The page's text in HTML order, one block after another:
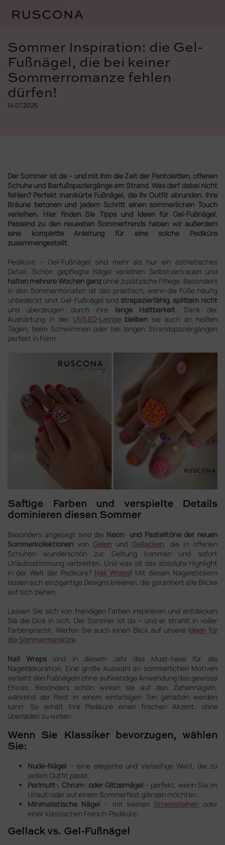
springen
Sommer Inspiration: die Gel-
Fußnägel, die bei keiner
Sommerromanze fehlen
dürfen!
14.07.2025
Der Sommer ist da – und mit ihm die Zeit der Pantoletten, offenen
Schuhe und Barfußspaziergänge am Strand. Was darf dabei nicht
fehlen? Perfekt manikürte Fußnägel, die Ihr Outfit abrunden, Ihre
Bräune betonen und jedem Schritt einen sommerlichen Touch
verleihen. Hier finden Sie Tipps und Ideen für Gel-Fußnägel.
Passend zu den neuesten Sommertrends haben wir außerdem
eine komplette Anleitung für eine solche Pediküre
zusammengestellt.
Pediküre – Gel-Fußnägel sind mehr als nur ein ästhetisches
Detail. Schön gepflegte Nägel verleihen Selbstvertrauen und
halten mehrere Wochen ganz ohne zusätzliche Pflege. Besonders
in den Sommermonaten ist das praktisch, wenn die Füße häufig
unbedeckt sind. Gel-Fußnägel sind strapazierfähig, splittern nicht
und überzeugen durch ihre lange Haltbarkeit . Dank der
Aushärtung in der UV/LED-Lampe bleiben sie auch an heißen
Tagen, beim Schwimmen oder bei langen Strandspaziergängen
perfekt in Form.
Saftige Farben und verspielte Details
dominieren diesen Sommer
Besonders angesagt sind die Neon- und Pastelltöne der neuen
Sommerkollektionen von Gelen und Gellacken, die in offenen
Schuhen wunderschön zur Geltung kommen und sofort
Urlaubsstimmung verbreiten. Und was ist das absolute Highlight
in der Welt der Pediküre? Nail Wraps! Mit diesen Nagelstickern
lassen sich einzigartige Designs kreieren, die garantiert alle Blicke
auf sich ziehen.
Lassen Sie sich von trendigen Farben inspirieren und entdecken
Sie die Diva in sich. Der Sommer ist da – und er strahlt in voller
Farbenpracht. Werfen Sie auch einen Blick auf unsere Ideen für
die Sommermaniküre.
Nail Wrapssind in diesem Jahr das Must-have für die
Nageldekoration. Eine große Auswahl an sommerlichen Motiven
verleiht den Fußnägeln ohne aufwendige Anwendung das gewisse
Etwas. Besonders schön wirken sie auf den Zehennägeln,
während der Rest in einem einfarbigen Ton gehalten werden
kann. So erhält Ihre Pediküre einen frischen Akzent, ohne
überladen zu wirken.
Wenn Sie Klassiker bevorzugen, wählen
Sie:
Nude-Nägel – eine elegante und vielseitige Wahl, die zu
jedem Outfit passt.
Perlmutt-, Chrom- oder Glitzernägel – perfekt, wenn Sie im
Urlaub oder auf einem Sommerfest glänzen möchten.
Minimalistische Nägel – mit kleinen Strasssteinenoder
einer klassischen French-Pediküre.
Gellack vs. Gel-Fußnägel